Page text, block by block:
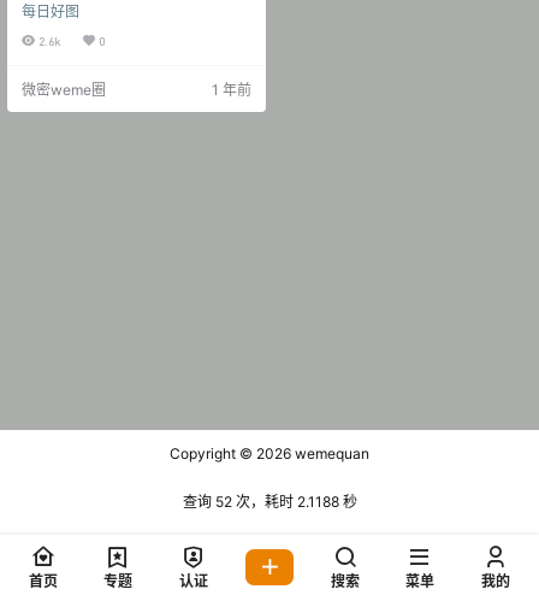
2 大静静是个小朋友 微博精选图 [15
4P-110.07 MB] 抖音 大静静是个好
铁粉空间 NO.002期 [34P-26V 62.5
7 MB] 抖音 大静静是个好朋友 铁粉
每日好图
2.6k 0
微密weme圈 1 年前
Copyright © 2026 wemequan
查询 52 次，耗时 2.1188 秒
首页 专题 认证 搜索 菜单 我的